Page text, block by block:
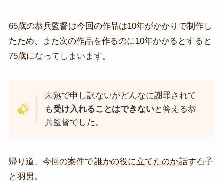
65歳の恭兵監督は今回の作品は10年がかかりで制作し
たため、また次の作品を作るのに10年かかるとすると
75歳になってしまいます。
未熟で申し訳ないがどんなに謝罪されて
も受け入れることはできないと答える恭
兵監督でした。
帰り道、今回の案件で誰かの役に立てたのか話す石子
と羽男。